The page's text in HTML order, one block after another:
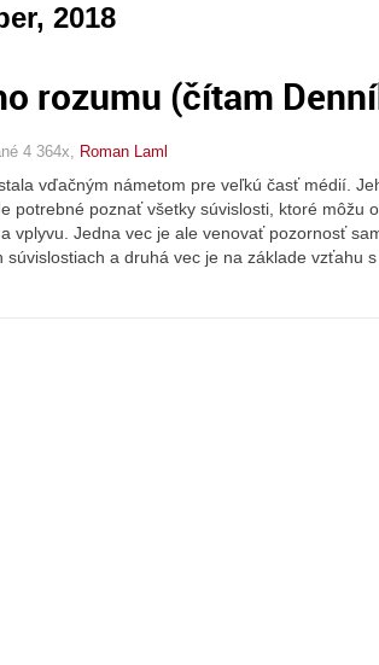
2018
rozumu (čítam
4 364x, Roman Laml
vďačným námetom pre veľkú časť médií.
potrebné poznať všetky súvislosti, ktoré môžu
vplyvu. Jedna vec je ale venovať pozornosť
súvislostiach a druhá vec je na základe vzťahu